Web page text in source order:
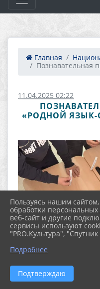
Главная
Познавательная
11.04.2025 02:22
«РОДНОЙ
Пользуясь нашим
обработки
веб-сайт и другие
сервисы используют
"PRO.Культура",
Подробнее
Подтверждаю